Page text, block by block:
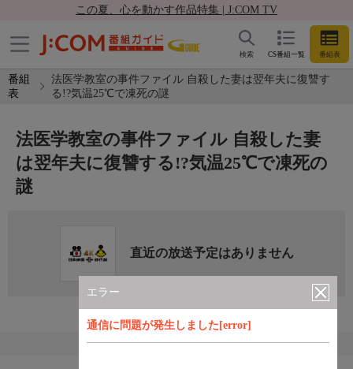
この夏、心を動かす作品特集 | J:COM TV
CS番組一覧 番組表
検索
番組
表
法医学教室の事件ファイル 自殺した妻は翌年夫に復讐す
る!?気温25℃で凍死の謎
エラー
通信に問題が発生しました[error]
法医学教室の事件ファイル 自殺した妻
は翌年夫に復讐する!?気温25℃で凍死の
謎
直近の放送予定はありません